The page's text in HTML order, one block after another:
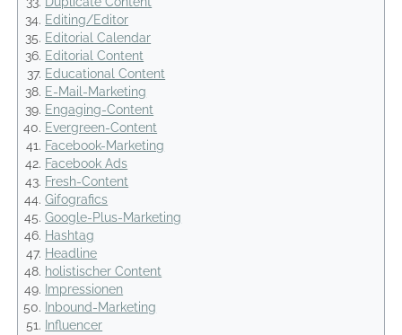
Editing/Editor
Editorial Calendar
Editorial Content
Educational Content
E-Mail-Marketing
Engaging-Content
Evergreen-Content
Facebook-Marketing
Facebook Ads
Fresh-Content
Gifografics
Google-Plus-Marketing
Hashtag
Headline
holistischer Content
Impressionen
Inbound-Marketing
Influencer